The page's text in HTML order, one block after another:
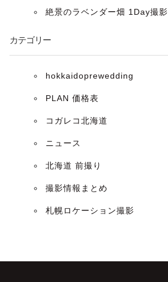
絶景のラベンダー畑 1Day撮影
カテゴリー
hokkaidoprewedding
PLAN 価格表
コガレコ北海道
ニュース
北海道 前撮り
撮影情報まとめ
札幌ロケーション撮影